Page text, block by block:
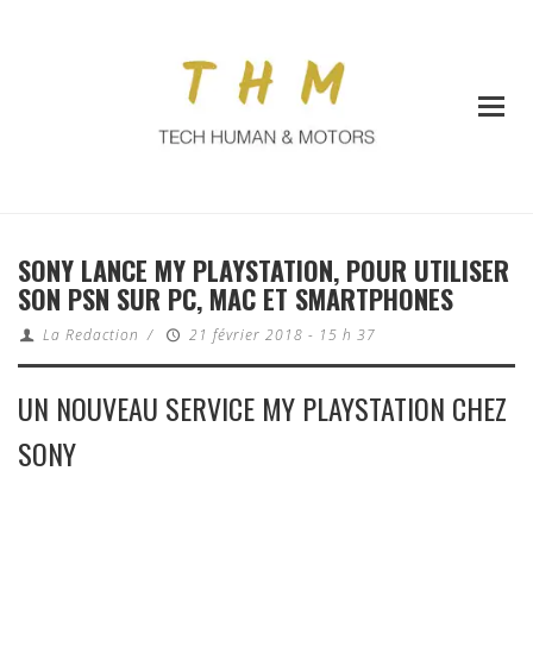
SONY LANCE MY PLAYSTATION, POUR UTILISER
SON PSN SUR PC, MAC ET SMARTPHONES
La Redaction / 21 février 2018 - 15 h 37
UN NOUVEAU SERVICE MY PLAYSTATION CHEZ
SONY